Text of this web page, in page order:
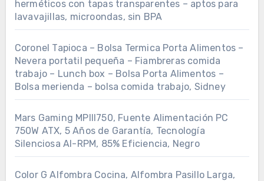
herméticos con tapas transparentes – aptos para
lavavajillas, microondas, sin BPA
Coronel Tapioca – Bolsa Termica Porta Alimentos –
Nevera portatil pequeña – Fiambreras comida
trabajo – Lunch box – Bolsa Porta Alimentos –
Bolsa merienda – bolsa comida trabajo, Sidney
Mars Gaming MPIII750, Fuente Alimentación PC
750W ATX, 5 Años de Garantía, Tecnología
Silenciosa AI-RPM, 85% Eficiencia, Negro
Color G Alfombra Cocina, Alfombra Pasillo Larga,